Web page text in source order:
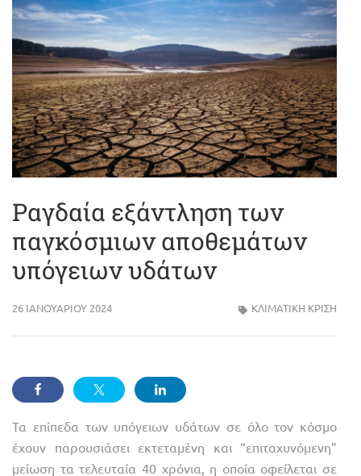
Ραγδαία εξάντληση των
παγκόσμιων αποθεμάτων
υπόγειων υδάτων
26 ΙΑΝΟΥΑΡΊΟΥ 2024 ΚΛΙΜΑΤΙΚΗ ΚΡΙΣΗ
Τα επίπεδα των υπόγειων υδάτων σε όλο τον κόσμο
έχουν παρουσιάσει εκτεταμένη και “επιταχυνόμενη”
μείωση τα τελευταία 40 χρόνια, η οποία οφείλεται σε